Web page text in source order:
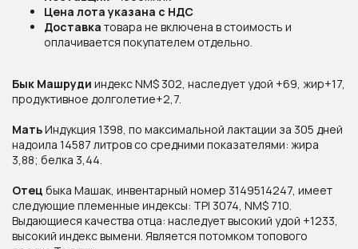
Цена лота указана с НДС
Доставка товара не включена в стоимость и
оплачивается покупателем отдельно.
Бык Машруди индекс NM$ 302, наследует удой +69, жир+17,
продуктивное долголетие+2,7.
МатьИндукция 1398, по максимальной лактации за 305 дней
надоила 14587 литров со средними показателями: жира
3,88; белка 3,44.
Отец быка Машак, инвентарный номер 3149514247, имеет
следующие племенные индексы: TPI 3074, NM$ 710.
Выдающиеся качества отца: наследует высокий удой +1233,
высокий индекс вымени. Является потомком топового
Рекомендации к применению
Организациям по искусственному
осеменению сельскохозяйственных